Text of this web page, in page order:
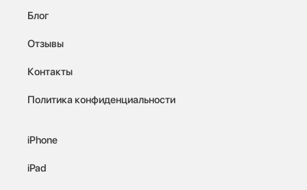
Блог
Отзывы
Контакты
Политика конфиденциальности
iPhone
iPad